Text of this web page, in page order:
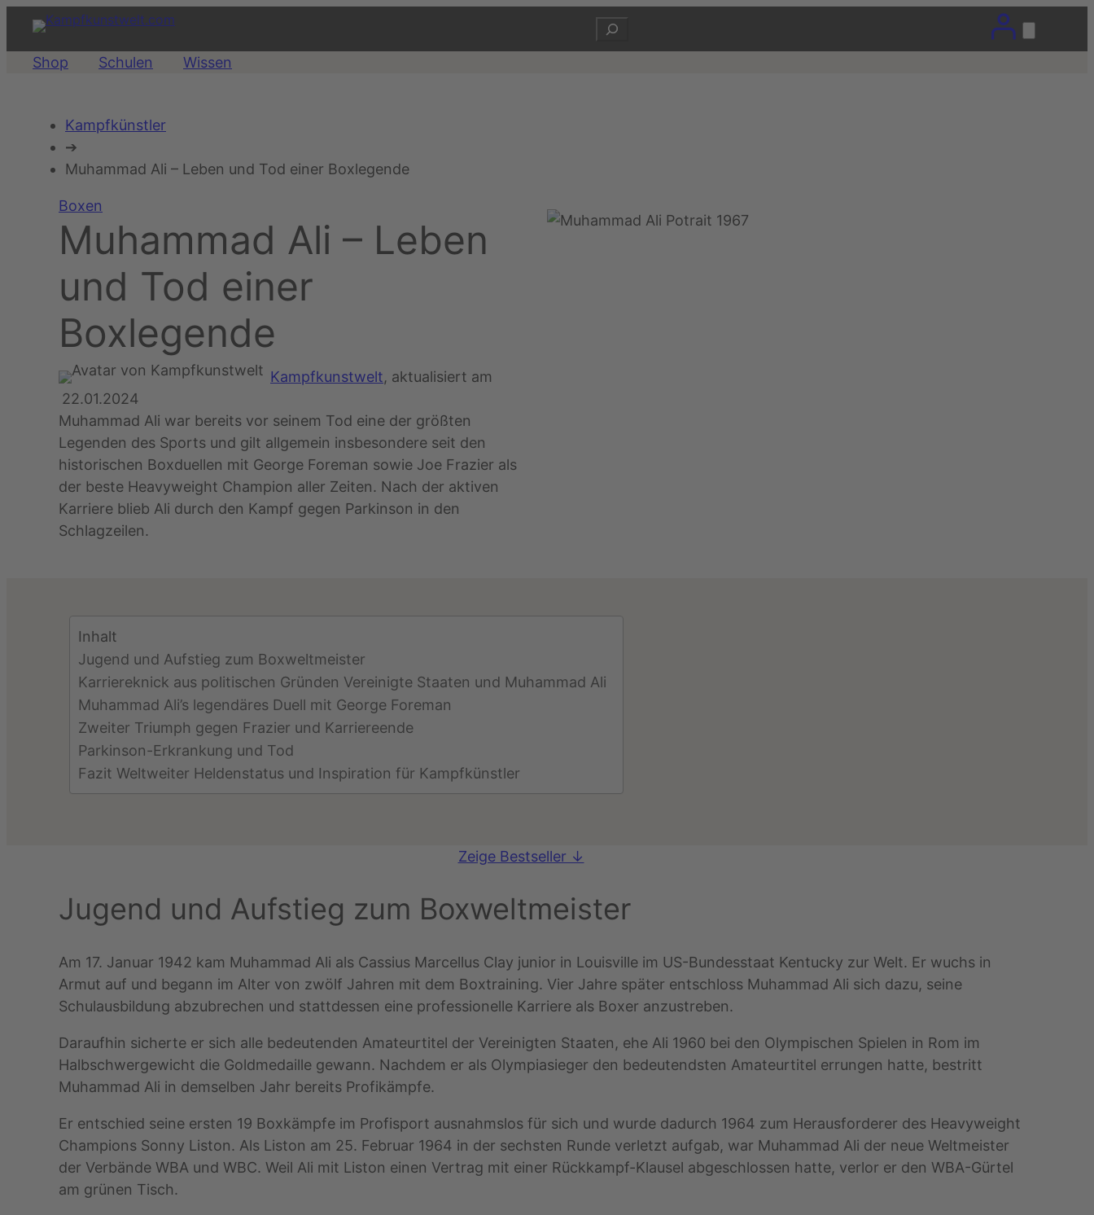
Zum
springen
Suchen
Shop Schulen Wissen
Kampfkünstler
➔
Muhammad Ali – Leben und Tod einer Boxlegende
Boxen
Muhammad Ali – Leben
und Tod einer
Boxlegende
Kampfkunstwelt, aktualisiert am
22.01.2024
Muhammad Ali war bereits vor seinem Tod eine der größten
Legenden des Sports und gilt allgemein insbesondere seit den
historischen Boxduellen mit George Foreman sowie Joe Frazier als
der beste Heavyweight Champion aller Zeiten. Nach der aktiven
Karriere blieb Ali durch den Kampf gegen Parkinson in den
Schlagzeilen.
Inhalt
Jugend und Aufstieg zum Boxweltmeister
Karriereknick aus politischen Gründen Vereinigte Staaten und Muhammad Ali
Muhammad Ali’s legendäres Duell mit George Foreman
Zweiter Triumph gegen Frazier und Karriereende
Parkinson-Erkrankung und Tod
Fazit Weltweiter Heldenstatus und Inspiration für Kampfkünstler
Zeige Bestseller ↓
Jugend und Aufstieg zum Boxweltmeister
Am 17. Januar 1942 kam Muhammad Ali als Cassius Marcellus Clay junior in Louisville im US-Bundesstaat Kentucky zur Welt. Er wuchs in
Armut auf und begann im Alter von zwölf Jahren mit dem Boxtraining. Vier Jahre später entschloss Muhammad Ali sich dazu, seine
Schulausbildung abzubrechen und stattdessen eine professionelle Karriere als Boxer anzustreben.
Daraufhin sicherte er sich alle bedeutenden Amateurtitel der Vereinigten Staaten, ehe Ali 1960 bei den Olympischen Spielen in Rom im
Halbschwergewicht die Goldmedaille gewann. Nachdem er als Olympiasieger den bedeutendsten Amateurtitel errungen hatte, bestritt
Muhammad Ali in demselben Jahr bereits Profikämpfe.
Er entschied seine ersten 19 Boxkämpfe im Profisport ausnahmslos für sich und wurde dadurch 1964 zum Herausforderer des Heavyweight
Champions Sonny Liston. Als Liston am 25. Februar 1964 in der sechsten Runde verletzt aufgab, war Muhammad Ali der neue Weltmeister
der Verbände WBA und WBC. Weil Ali mit Liston einen Vertrag mit einer Rückkampf-Klausel abgeschlossen hatte, verlor er den WBA-Gürtel
am grünen Tisch.